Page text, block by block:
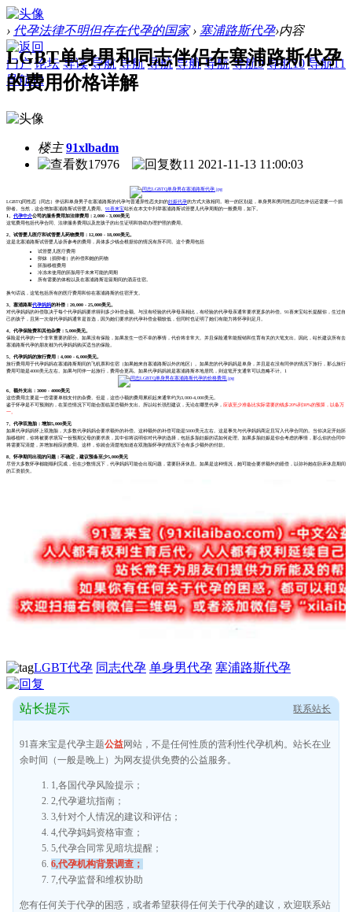
› 代孕法律不明但存在代孕的国家 › 塞浦路斯代孕›内容
门户 论坛 导读 导航 导航 导航 导航 导航 导航9 导航10 导航11
导航12
LGBT单身男和同志伴侣在塞浦路斯代孕
的费用价格详解
楼主 91xlbadm
17976
11 2021-11-13 11:00:03
LGBTQ同性恋（同志）伴侣和单身男子在塞浦路斯的代孕与普通异性恋夫妇的妊娠代孕的方式大致相同。唯一的区别是，单身男和男同性恋同志伴侣还需要一个捐
卵者。当然，这会增加塞浦路斯试管婴儿费用。 91喜来宝站长在本文中列举塞浦路斯试管婴儿代孕周期的一般费用，如下。
1、 代孕中介公司的服务费用加法律费用：2,000 - 3,000美元
这笔费用包括代孕合同、法律服务费用以及您孩子的出生证明和协助办理护照的费用。
2、试管婴儿医疗和试管婴儿药物费用：12,000 - 18,000美元。
这是北塞浦路斯试管婴儿诊所参考的费用，具体多少钱会根据你的情况有所不同。这个费用包括
试管婴儿医疗费用
卵妹（捐卵者）的补偿和她的药物
胚胎移植费用
冷冻未使用的胚胎用于未来可能的周期
所有需要的体检以及在塞浦路斯逗留期间的酒店住宿。
换句话说，这笔包括所有的医疗费用和你在塞浦路斯的住宿开支。
3、塞浦路斯代孕妈妈的补偿：20,000 - 25,000美元。
对代孕妈妈的补偿取决于每个代孕妈妈要求得到多少补偿金额。与没有经验的代孕母亲相比，有经验的代孕母亲通常要求更多的补偿。91喜来宝站长提醒你，生过自
己的孩子，且第一次做代孕妈妈通常是首选，因为她们要求的代孕补偿金额较低，但同时也证明了她们有能力将怀孕到足月。
4、代孕保险费和其他杂费：5,000美元。
保险是代孕的一个非常重要的部分。如果没有保险，如果发生一些不幸的事情，代价将非常大。并且保险通常能报销和生育有关的大笔支出。因此，站长建议所有去
塞浦路斯代孕的朋友都为代孕妈妈购买适当的保险。
5、代孕妈妈的旅行费用：4,000 - 6,000美元。
旅行费用用于代孕妈妈在塞浦路斯期间的飞机票和住宿（如果她来自塞浦路斯以外的地区）。如果您的代孕妈妈是单身，并且是在没有同伴的情况下旅行，那么旅行
费用可能是4000美元左右。如果与同伴一起旅行，费用会更高。如果代孕妈妈就是塞浦路斯本地居民，则这笔开支通常可以忽略不计。1
6、额外支出：3000 - 4000美元
这些费用主要是一些需要单独支付的杂费。但是，这些小额的费用累积起来通常约为3,000-4,000美元。
鉴于怀孕是不可预测的，在某些情况下可能会面临某些额外支出。所以站长强烈建议，无论在哪里代孕， 应该至少准备比实际需要的钱多20%到30%的预算，以备万
一。
7、代孕双胞胎：增加5,000美元
如果代孕妈妈怀上双胞胎，大多数代孕妈妈会要求额外的补偿。这种额外的补偿可能是5000美元左右。这是事先与代孕妈妈商定且写入代孕合同的。当你决定开始胚
胎移植时，你将被要求填写一份预期父母的要求表，其中你将说明你对代孕的选择，包括多胎妊娠的话如何处理。如果多胎妊娠是你会考虑的事情，那么你的合同中
将需要写清楚，并增加相应的费用。这样，你就会清楚地知道在双胞胎怀孕的情况下会有多少额外的付款。
8、怀孕期间出现的问题：不确定，建议预备至少5,000美元
尽管大多数怀孕都能顺利完成，但在少数情况下，代孕妈妈可能会出现问题，需要卧床休息。如果是这种情况，她可能会要求额外的赔偿，以弥补她在卧床休息期间
的工资损失。
LGBT代孕 同志代孕 单身男代孕 塞浦路斯代孕
站长提示
91喜来宝是代孕主题公益网站，不是任何性质的营利性代孕机构。站长在业
余时间（一般是晚上）为网友提供免费的公益服务。
1,各国代孕风险提示；
2,代孕避坑指南；
3,针对个人情况的建议和评估；
4,代孕妈妈资格审查；
5,代孕合同常见暗坑提醒；
6,代孕机构背景调查；
7,代孕监督和维权协助
您有任何关于代孕的困惑，或者希望获得任何关于代孕的建议，欢迎联系站
联系站长